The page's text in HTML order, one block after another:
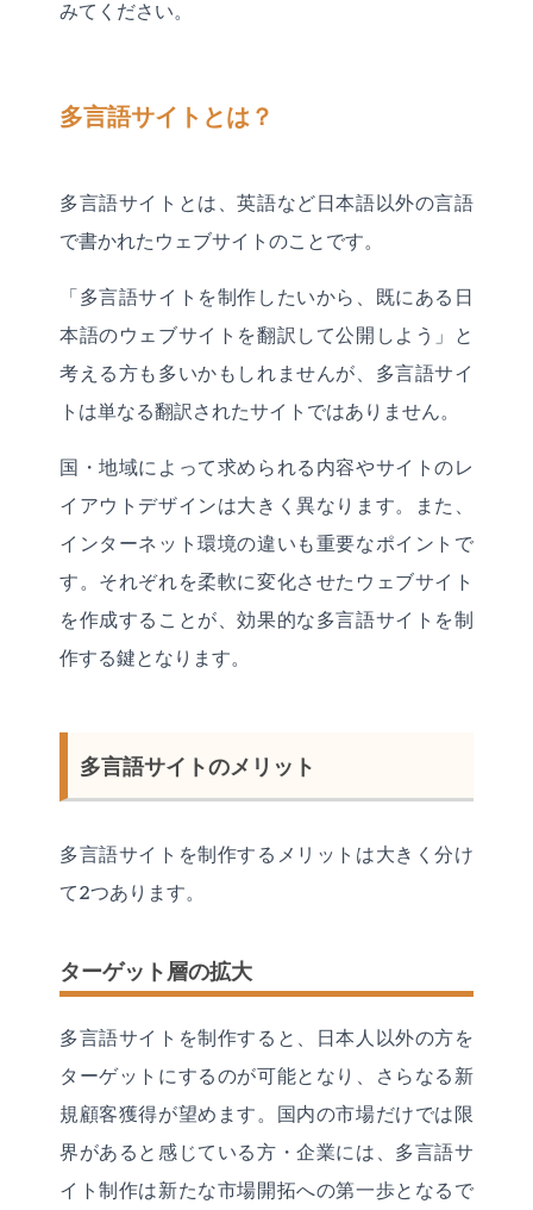
みてください。
多言語サイトとは？
多言語サイトとは、英語など日本語以外の言語
で書かれたウェブサイトのことです。
「多言語サイトを制作したいから、既にある日
本語のウェブサイトを翻訳して公開しよう」と
考える方も多いかもしれませんが、多言語サイ
トは単なる翻訳されたサイトではありません。
国・地域によって求められる内容やサイトのレ
イアウトデザインは大きく異なります。また、
インターネット環境の違いも重要なポイントで
す。それぞれを柔軟に変化させたウェブサイト
を作成することが、効果的な多言語サイトを制
作する鍵となります。
多言語サイトのメリット
多言語サイトを制作するメリットは大きく分け
て2つあります。
ターゲット層の拡大
多言語サイトを制作すると、日本人以外の方を
ターゲットにするのが可能となり、さらなる新
規顧客獲得が望めます。国内の市場だけでは限
界があると感じている方・企業には、多言語サ
イト制作は新たな市場開拓への第一歩となるで